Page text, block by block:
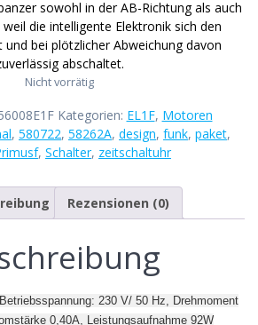
sowohl in der AB-Richtung als auch
die intelligente Elektronik sich den
bei plötzlicher Abweichung davon
abschaltet.
Nicht vorrätig
Kategorien: EL1F, Motoren
, 580722, 58262A, design, funk, paket,
, Schalter, zeitschaltuhr
Rezensionen (0)
230 V/ 50 Hz, Drehmoment
0,40A, Leistungsaufnahme 92W